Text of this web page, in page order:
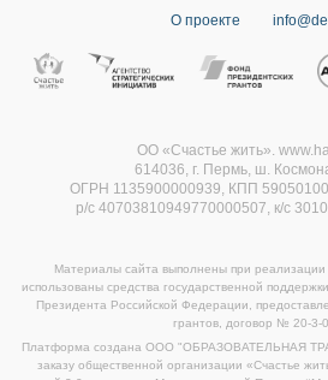
О проекте
ОО «Счастье жить».
614036, г. Пермь, ш.
ОГРН 1135900000939, КПП
р/с 40703810949770000507, к/с
Материалы сайта выполнены при
использованы средства государственной
Президента Российской Федерации,
грантов, договор № 20-3-
Платформа создана ООО "ОБРАЗОВАТЕЛЬНАЯ
заказу общественной организации «Счастье